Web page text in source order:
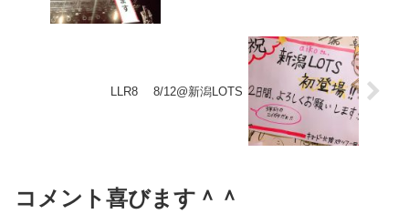
LLR8 8/12@新潟LOTS
コメント喜びます＾＾